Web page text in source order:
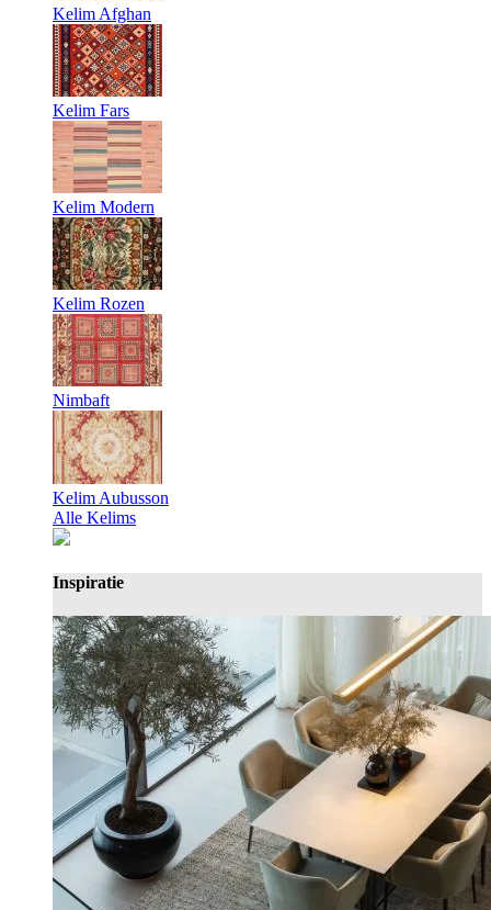
Kelim Afghan
Kelim Fars
Kelim Modern
Kelim Rozen
Nimbaft
Kelim Aubusson
Alle Kelims
Inspiratie